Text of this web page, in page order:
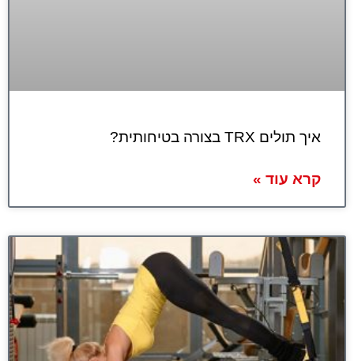
איך תולים TRX בצורה בטיחותית?
קרא עוד »